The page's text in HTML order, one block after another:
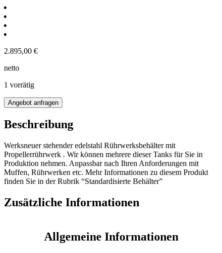
2.895,00 €
netto
1 vorrätig
350L
Edelstahl
Rührwerksbehälter
mit
Menge
Angebot anfragen
Beschreibung
Werksneuer stehender edelstahl Rührwerksbehälter mit
Propellerrührwerk . Wir können mehrere dieser Tanks für Sie in
Produktion nehmen. Anpassbar nach Ihren Anforderungen mit
Muffen, Rührwerken etc. Mehr Informationen zu diesem Produkt
finden Sie in der Rubrik “Standardisierte Behälter”
Zusätzliche Informationen
Allgemeine Informationen